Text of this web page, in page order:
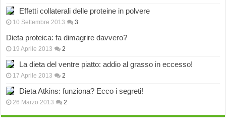
Effetti collaterali delle proteine in polvere
10 Settembre 2013 3
Dieta proteica: fa dimagrire davvero?
19 Aprile 2013 2
La dieta del ventre piatto: addio al grasso in eccesso!
17 Aprile 2013 2
Dieta Atkins: funziona? Ecco i segreti!
26 Marzo 2013 2